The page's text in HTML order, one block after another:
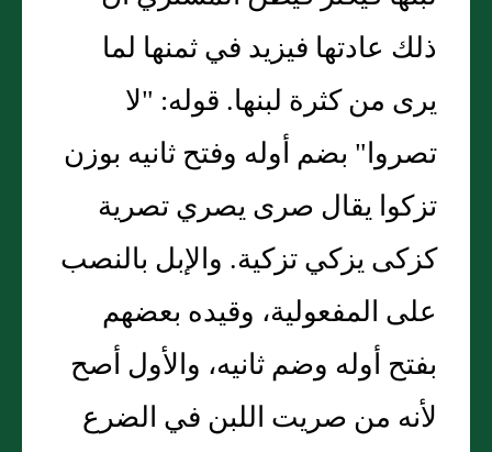
ذلك عادتها فيزيد في ثمنها لما
يرى من كثرة لبنها. قوله: "لا
تصروا" بضم أوله وفتح ثانيه بوزن
تزكوا يقال صرى يصري تصرية
كزكى يزكي تزكية. والإبل بالنصب
على المفعولية، وقيده بعضهم
بفتح أوله وضم ثانيه، والأول أصح
لأنه من صريت اللبن في الضرع